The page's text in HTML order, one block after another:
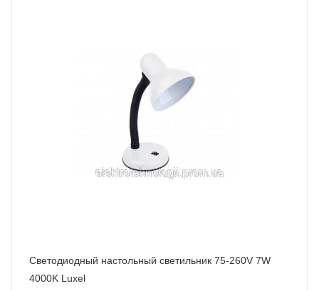
Светодиодный настольный светильник 75-260V 7W
4000K Luxel